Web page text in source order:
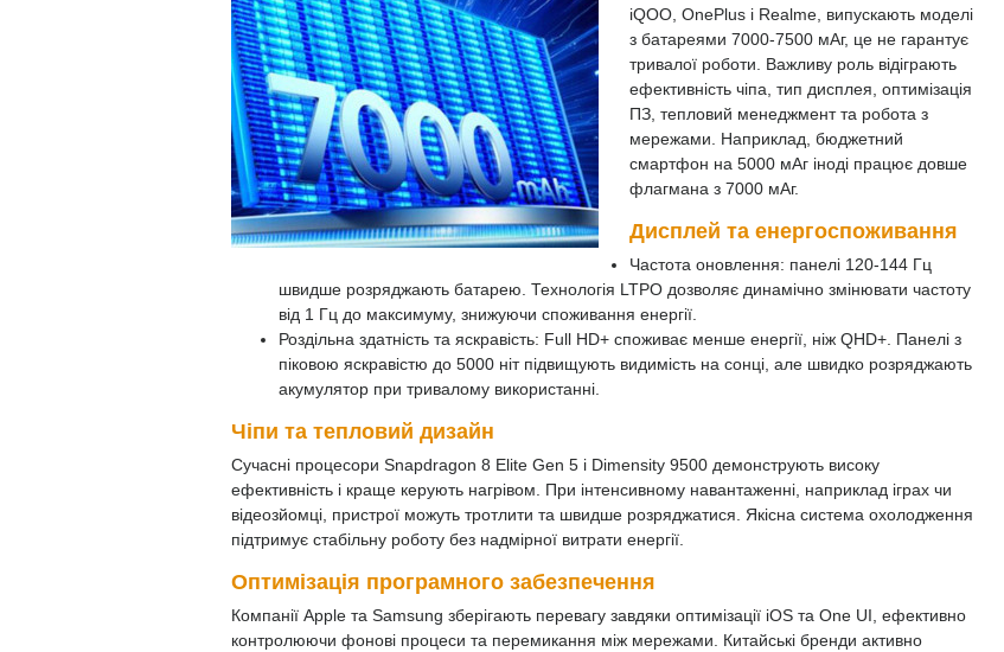
iQOO, OnePlus і Realme, випускають моделі
з батареями 7000-7500 мАг, це не гарантує
тривалої роботи. Важливу роль відіграють
ефективність чіпа, тип дисплея, оптимізація
ПЗ, тепловий менеджмент та робота з
мережами. Наприклад, бюджетний
смартфон на 5000 мАг іноді працює довше
флагмана з 7000 мАг.
Дисплей та енергоспоживання
Частота оновлення: панелі 120-144 Гц
швидше розряджають батарею. Технологія LTPO дозволяє динамічно змінювати частоту
від 1 Гц до максимуму, знижуючи споживання енергії.
Роздільна здатність та яскравість: Full HD+ споживає менше енергії, ніж QHD+. Панелі з
піковою яскравістю до 5000 ніт підвищують видимість на сонці, але швидко розряджають
акумулятор при тривалому використанні.
Чіпи та тепловий дизайн
Сучасні процесори Snapdragon 8 Elite Gen 5 і Dimensity 9500 демонструють високу
ефективність і краще керують нагрівом. При інтенсивному навантаженні, наприклад іграх чи
відеозйомці, пристрої можуть тротлити та швидше розряджатися. Якісна система охолодження
підтримує стабільну роботу без надмірної витрати енергії.
Оптимізація програмного забезпечення
Компанії Apple та Samsung зберігають перевагу завдяки оптимізації iOS та One UI, ефективно
контролюючи фонові процеси та перемикання між мережами. Китайські бренди активно